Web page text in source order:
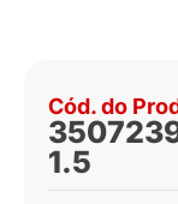
Cód. do
1.5